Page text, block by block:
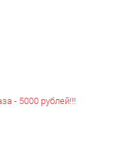
- 5000 рублей!!!